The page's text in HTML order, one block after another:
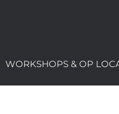
WORKSHOPS & OP